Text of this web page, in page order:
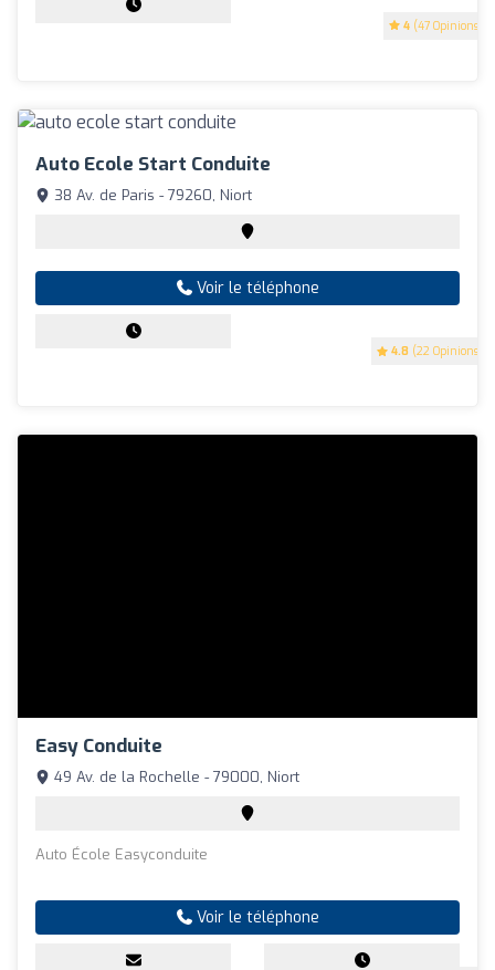
4 (47 Opinions)
Auto Ecole Start Conduite
4.8 (22 Opinions)
38 Av. de Paris - 79260, Niort
Voir le téléphone
Easy Conduite
49 Av. de la Rochelle - 79000, Niort
Auto École Easyconduite
Voir le téléphone